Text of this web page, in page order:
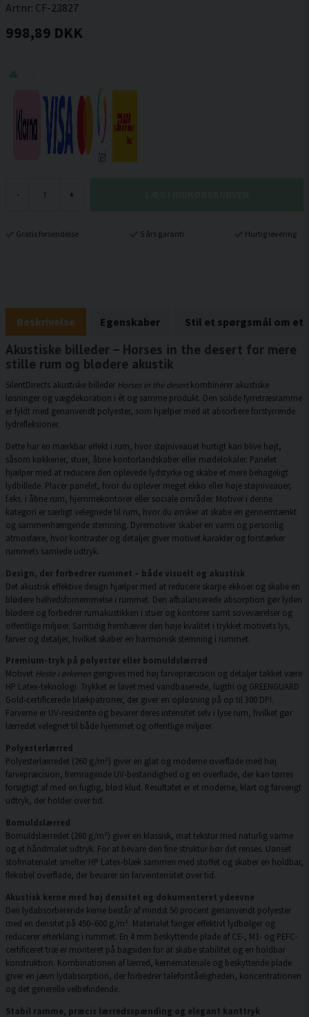
Artnr: CF-23827
998,89 DKK
- +
Gratis forsendelse 5 års garanti Hurtig levering
Beskrivelse Egenskaber Stil et spørgsmål om et
Akustiske billeder – Horses in the desert for mere
stille rum og blødere akustik
SilentDirects akustiske billeder Horses in the desertkombinerer akustiske
løsninger og vægdekoration i ét og samme produkt. Den solide fyrretræsramme
er fyldt med genanvendt polyester, som hjælper med at absorbere forstyrrende
lydrefleksioner.
Dette har en mærkbar effekt i rum, hvor støjniveauet hurtigt kan blive højt,
såsom køkkener, stuer, åbne kontorlandskaber eller mødelokaler. Panelet
hjælper med at reducere den oplevede lydstyrke og skabe et mere behageligt
lydbillede. Placer panelet, hvor du oplever meget ekko eller høje støjniveauer,
f.eks. i åbne rum, hjemmekontorer eller sociale områder. Motiver i denne
kategori er særligt velegnede til rum, hvor du ønsker at skabe en gennemtænkt
og sammenhængende stemning. Dyremotiver skaber en varm og personlig
atmosfære, hvor kontraster og detaljer giver motivet karakter og forstærker
rummets samlede udtryk.
Design, der forbedrer rummet – både visuelt og akustisk
Det akustisk effektive design hjælper med at reducere skarpe ekkoer og skabe en
blødere helhedsfornemmelse i rummet. Den afbalancerede absorption gør lyden
blødere og forbedrer rumakustikken i stuer og kontorer samt soveværelser og
offentlige miljøer. Samtidig fremhæver den høje kvalitet i trykket motivets lys,
farver og detaljer, hvilket skaber en harmonisk stemning i rummet.
Premium-tryk på polyester eller bomuldslærred
Motivet Heste i ørkenen gengives med høj farvepræcision og detaljer takket være
HP Latex-teknologi. Trykket er lavet med vandbaserede, lugtfri og GREENGUARD
Gold-certificerede blækpatroner, der giver en opløsning på op til 300 DPI.
Farverne er UV-resistente og bevarer deres intensitet selv i lyse rum, hvilket gør
lærredet velegnet til både hjemmet og offentlige miljøer.
Polyesterlærred
Polyesterlærredet (260 g/m²) giver en glat og moderne overflade med høj
farvepræcision, fremragende UV-bestandighed og en overflade, der kan tørres
forsigtigt af med en fugtig, blød klud. Resultatet er et moderne, klart og farverigt
udtryk, der holder over tid.
Bomuldslærred
Bomuldslærredet (260 g/m²) giver en klassisk, mat tekstur med naturlig varme
og et håndmalet udtryk. For at bevare den fine struktur bør det renses. Uanset
stofmaterialet smelter HP Latex-blæk sammen med stoffet og skaber en holdbar,
fleksibel overflade, der bevarer sin farveintensitet over tid.
Akustisk kerne med høj densitet og dokumenteret ydeevne
Den lydabsorberende kerne består af mindst 50 procent genanvendt polyester
med en densitet på 450–600 g/m². Materialet fanger effektivt lydbølger og
reducerer efterklang i rummet. En 4 mm beskyttende plade af CE-, M1- og PEFC-
certificeret træ er monteret på bagsiden for at skabe stabilitet og en holdbar
konstruktion. Kombinationen af lærred, kernemateriale og beskyttende plade
giver en jævn lydabsorption, der forbedrer taleforståeligheden, koncentrationen
og det generelle velbefindende.
Stabil ramme, præcis lærredsspænding og elegant kanttryk